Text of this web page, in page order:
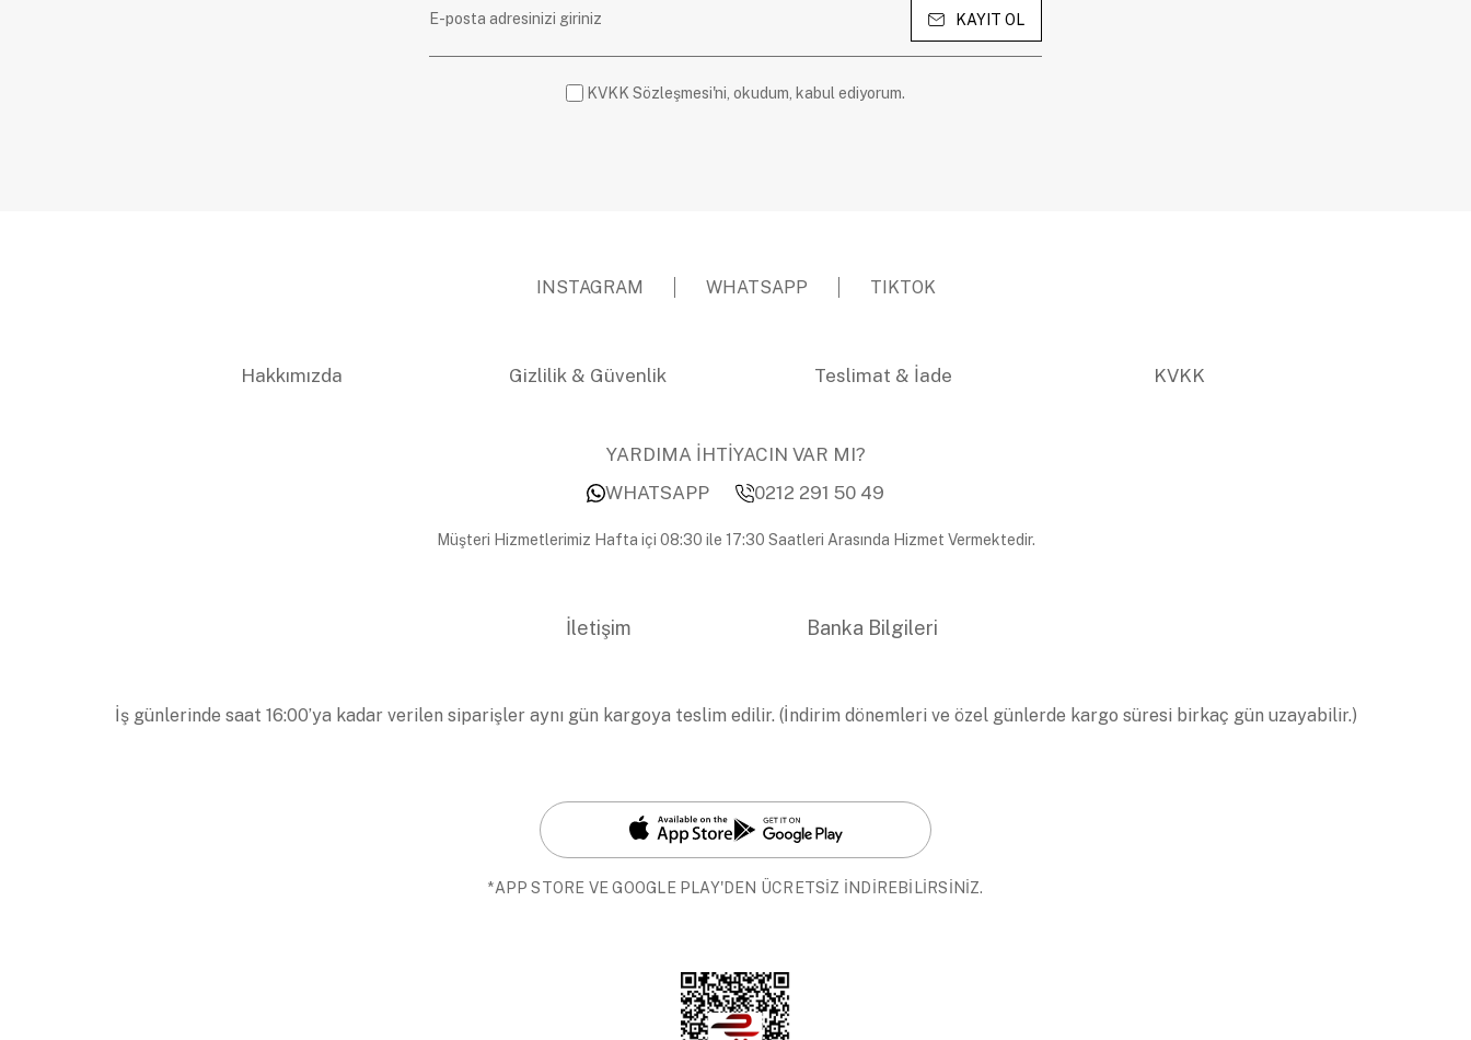
KAYIT OL
KVKK Sözleşmesi'ni, okudum, kabul ediyorum.
INSTAGRAM WHATSAPP TIKTOK
Hakkımızda Gizlilik & Güvenlik Teslimat & İade KVKK
YARDIMA İHTİYACIN VAR MI?
WHATSAPP
0212 291 50 49
Müşteri Hizmetlerimiz Hafta içi 08:30 ile 17:30 Saatleri Arasında Hizmet Vermektedir.
İletişim Banka Bilgileri
İş günlerinde saat 16:00’ya kadar verilen siparişler aynı gün kargoya teslim edilir. (İndirim dönemleri ve özel günlerde kargo süresi birkaç gün uzayabilir.)
*APP STORE VE GOOGLE PLAY'DEN ÜCRETSİZ İNDİREBİLİRSİNİZ.